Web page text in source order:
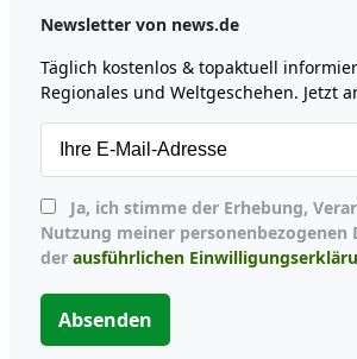
Newsletter von news.de
Täglich kostenlos & topaktuell
Regionales und Weltgeschehen. Jetzt
Nutzung meiner personenbezogenen
der ausführlichen
Absenden